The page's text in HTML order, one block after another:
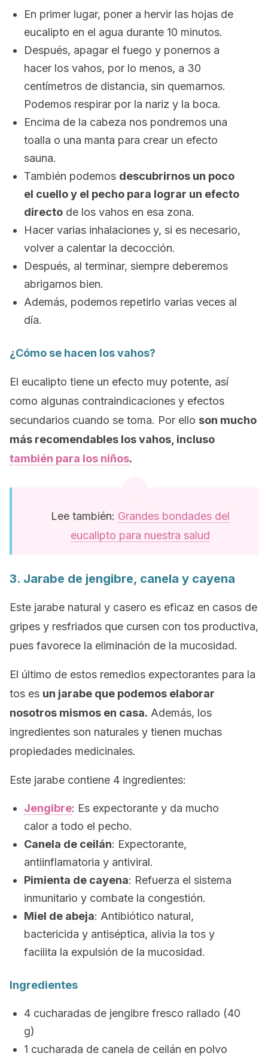
En primer lugar, poner a hervir las hojas de
eucalipto en el agua durante 10 minutos.
Después, apagar el fuego y ponernos a
hacer los vahos, por lo menos, a 30
centímetros de distancia, sin quemarnos.
Podemos respirar por la nariz y la boca.
Encima de la cabeza nos pondremos una
toalla o una manta para crear un efecto
sauna.
También podemos descubrirnos un poco
el cuello y el pecho para lograr un efecto
directo de los vahos en esa zona.
Hacer varias inhalaciones y, si es necesario,
volver a calentar la decocción.
Después, al terminar, siempre deberemos
abrigarnos bien.
Además, podemos repetirlo varias veces al
día.
¿Cómo se hacen los vahos?
El eucalipto tiene un efecto muy potente, así
como algunas contraindicaciones y efectos
secundarios cuando se toma. Por ello son mucho
más recomendables los vahos, incluso
también para los niños.
Lee también: Grandes bondades del
eucalipto para nuestra salud
3. Jarabe de jengibre, canela y cayena
Este jarabe natural y casero es eficaz en casos de
gripes y resfriados que cursen con tos productiva,
pues favorece la eliminación de la mucosidad.
El último de estos remedios expectorantes para la
tos es un jarabe que podemos elaborar
nosotros mismos en casa. Además, los
ingredientes son naturales y tienen muchas
propiedades medicinales.
Este jarabe contiene 4 ingredientes:
Jengibre: Es expectorante y da mucho
calor a todo el pecho.
Canela de ceilán: Expectorante,
antiinflamatoria y antiviral.
Pimienta de cayena: Refuerza el sistema
inmunitario y combate la congestión.
Miel de abeja: Antibiótico natural,
bactericida y antiséptica, alivia la tos y
facilita la expulsión de la mucosidad.
Ingredientes
4 cucharadas de jengibre fresco rallado (40
g)
1 cucharada de canela de ceilán en polvo